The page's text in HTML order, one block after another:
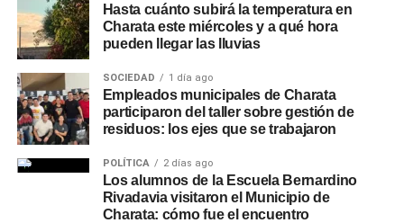
Hasta cuánto subirá la temperatura en
Charata este miércoles y a qué hora
pueden llegar las lluvias
SOCIEDAD 1 día ago
Empleados municipales de Charata
participaron del taller sobre gestión de
residuos: los ejes que se trabajaron
POLÍTICA 2 días ago
Los alumnos de la Escuela Bernardino
Rivadavia visitaron el Municipio de
Charata: cómo fue el encuentro